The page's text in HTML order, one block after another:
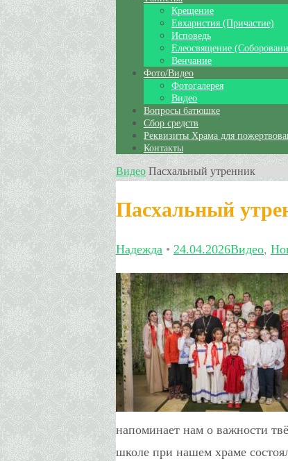
Крещение
Евхаристия (Причастие)
Исповедь
Елеосвящение
Венчание
Фото/Видео
Фотогалерея
Видео
Вопросы батюшке
Сбор средств
Реквизиты Храма для
Контакты
Видео Пасхальный утренник
Пасхальный
Надежда • 24.04.2026Видео,
напоминает нам о важности
школе при нашем храме